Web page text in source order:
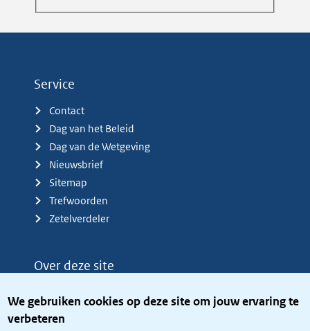
We gebruiken cookies op deze site om jouw ervaring te
verbeteren
Service
Contact
Dag van het Beleid
Dag van de Wetgeving
Nieuwsbrief
Sitemap
Trefwoorden
Zetelverdeler
Over deze site
Privacy